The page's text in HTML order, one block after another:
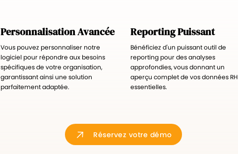
Personnalisation Avancée
Vous pouvez personnaliser notre
logiciel pour répondre aux besoins
spécifiques de votre organisation,
garantissant ainsi une solution
parfaitement adaptée.
Reporting Puissant
Bénéficiez d'un puissant outil de
reporting pour des analyses
approfondies, vous donnant un
aperçu complet de vos données RH
essentielles.
Réservez votre démo